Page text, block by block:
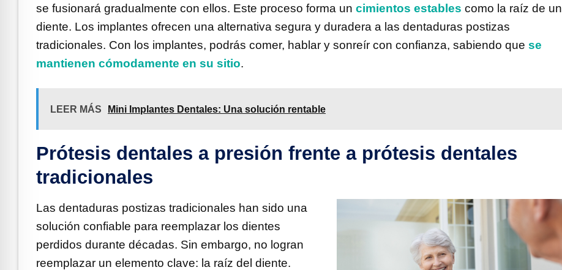
se fusionará gradualmente con ellos. Este proceso forma un cimientos estables como la raíz de un
diente. Los implantes ofrecen una alternativa segura y duradera a las dentaduras postizas
tradicionales. Con los implantes, podrás comer, hablar y sonreír con confianza, sabiendo que se
mantienen cómodamente en su sitio.
LEER MÁS Mini Implantes Dentales: Una solución rentable
Prótesis dentales a presión frente a prótesis dentales
tradicionales
Las dentaduras postizas tradicionales han sido una
solución confiable para reemplazar los dientes
perdidos durante décadas. Sin embargo, no logran
reemplazar un elemento clave: la raíz del diente.